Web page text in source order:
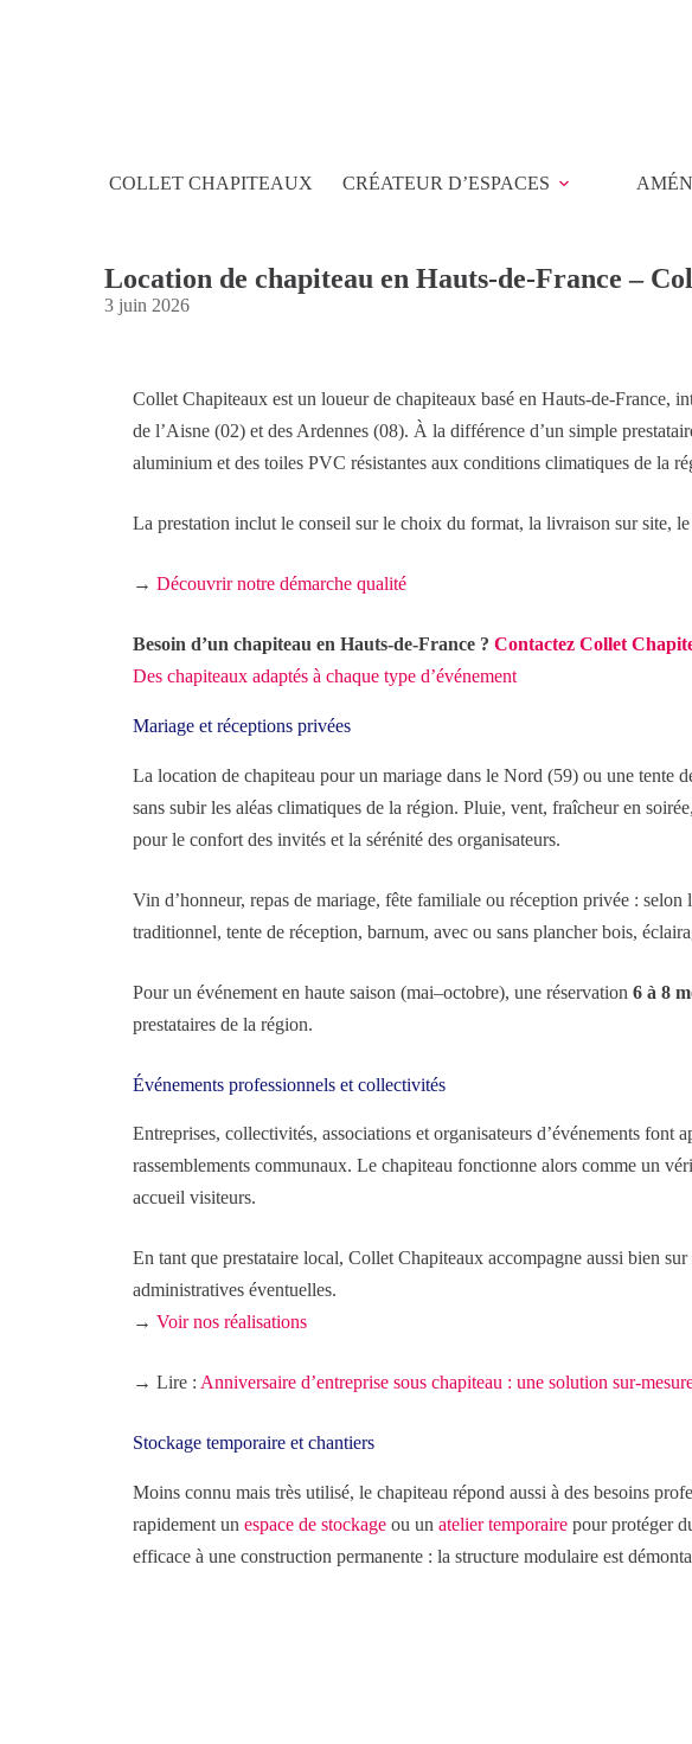
COLLET CHAPITEAUX CRÉATEUR D’ESPACES
Location de chapiteau en Hauts-de-France –
3 juin 2026
Collet Chapiteaux est un loueur de chapiteaux basé en Hauts-de-France,
de l’Aisne (02) et des Ardennes (08). À la différence d’un simple
aluminium et des toiles PVC résistantes aux conditions climatiques de la
La prestation inclut le conseil sur le choix du format, la livraison sur site,
→ Découvrir notre démarche qualité
Besoin d’un chapiteau en Hauts-de-France ? Contactez Collet
Des chapiteaux adaptés à chaque type d’événement
Mariage et réceptions privées
La location de chapiteau pour un mariage dans le Nord (59) ou une tente
sans subir les aléas climatiques de la région. Pluie, vent, fraîcheur en
pour le confort des invités et la sérénité des organisateurs.
Vin d’honneur, repas de mariage, fête familiale ou réception privée :
traditionnel, tente de réception, barnum, avec ou sans plancher bois,
Pour un événement en haute saison (mai–octobre), une réservation 6 à 8
prestataires de la région.
Événements professionnels et collectivités
Entreprises, collectivités, associations et organisateurs d’événements
rassemblements communaux. Le chapiteau fonctionne alors comme un
accueil visiteurs.
En tant que prestataire local, Collet Chapiteaux accompagne aussi bien
administratives éventuelles.
→ Voir nos réalisations
→ Lire : Anniversaire d’entreprise sous chapiteau : une solution sur-
Stockage temporaire et chantiers
Moins connu mais très utilisé, le chapiteau répond aussi à des besoins
rapidement un espace de stockage ou un atelier temporaire pour protéger
efficace à une construction permanente : la structure modulaire est